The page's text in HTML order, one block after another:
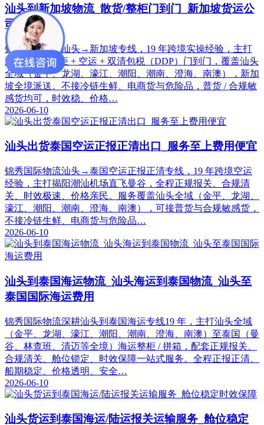
汕头到新加坡物流_散货/整柜门到门_新加坡货运公
司 图片
锦秀国际物流汕头→新加坡专线，19 年跨境实操经验，主打
海运拼箱 / 整柜 + 空运 + 双清包税（DDP）门到门，覆盖汕头
全域（金平、龙湖、濠江、潮阳、潮南、澄海、南澳），新加
坡全境派送。不接冷链生鲜、电商货与危险品，普货 / 合规敏
感货均可，时效稳、价格…
2026-06-10
汕头出货泰国空运正报正清出口_服务至上费用便宜
锦秀国际物流汕头→泰国空运正报正清专线，19 年跨境空运
经验，主打揭阳潮汕机场直飞曼谷，全程正规报关、合规清
关、时效极速、价格亲民。服务覆盖汕头全域（金平、龙湖、
濠江、潮阳、潮南、澄海、南澳），可接普货与合规敏感货，
不接冷链生鲜、电商货与危险品…
2026-06-10
汕头到泰国海运物流_汕头海运到泰国物流_汕头至
泰国国际海运费用
锦秀国际物流深耕汕头到泰国海运专线19 年，主打汕头全域
（金平、龙湖、濠江、潮阳、潮南、澄海、南澳）至泰国（曼
谷、林查班、清迈等全境）海运整柜 / 拼箱，配套正规报关、
合规清关、舱位锁定、时效保障一站式服务。全程正报正清、
船期稳定、价格透明、安全…
2026-06-10
汕头货运到泰国海运/陆运报关运输服务_舱位稳定